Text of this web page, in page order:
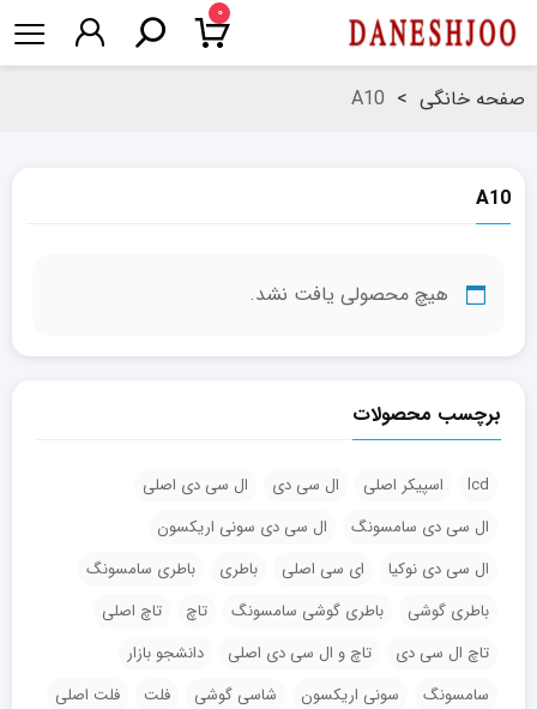
۰
صفحه خانگی >
A10
A10
هیچ محصولی یافت نشد.
برچسب محصولات
lcd اسپیکر اصلی ال سی دی
ال سی دی اصلی
ال سی دی سامسونگ
ال سی دی سونی اریکسون
ال سی دی نوکیا
ای سی اصلی باطری
باطری سامسونگ
باطری گوشی
باطری گوشی سامسونگ تاچ
تاچ اصلی
تاچ ال سی دی
تاچ و ال سی دی اصلی
دانشجو بازار
سامسونگ
سونی اریکسون شاسی گوشی فلت
فلت اصلی